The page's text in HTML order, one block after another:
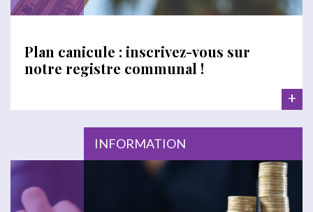
Plan canicule : inscrivez-vous sur
notre registre communal !
+
INFORMATION